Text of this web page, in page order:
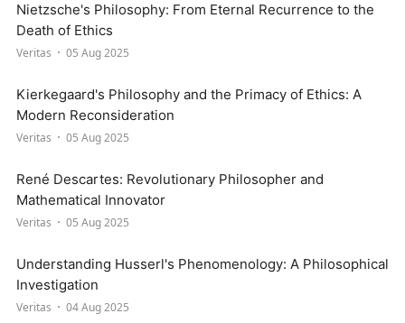
Nietzsche's Philosophy: From Eternal Recurrence to the
Death of Ethics
Veritas 05 Aug 2025
Kierkegaard's Philosophy and the Primacy of Ethics: A
Modern Reconsideration
Veritas 05 Aug 2025
René Descartes: Revolutionary Philosopher and
Mathematical Innovator
Veritas 05 Aug 2025
Understanding Husserl's Phenomenology: A Philosophical
Investigation
Veritas 04 Aug 2025